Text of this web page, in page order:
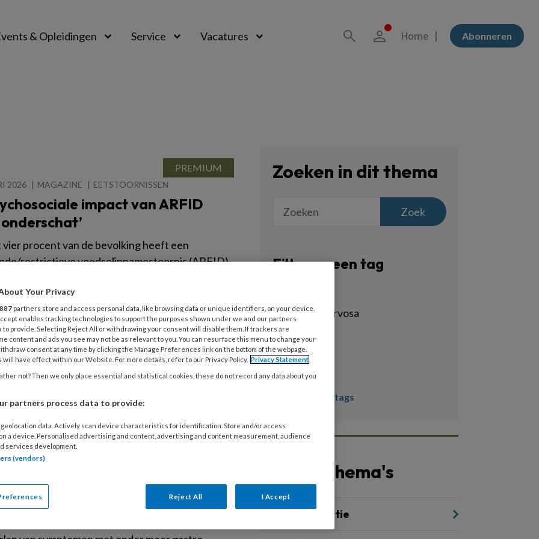
& Opleidingen Service Vacatures Abonneren
Home
2026 MAGAZINE EETSTOORNISSEN
impact van ARFID
procent van de bevolking heeft een
restrictieve voedselinnamestoornis (ARFID),
bijzonder hoogleraar Voedings- en
aan de Universiteit Maastricht (UM), vindt
impact van ARFID wordt onderschat
meer onderzoek.
2025
NIEUWS UIT DE WETENSCHAP
vaker herkend, maar
in Nederland schaars
en doorslikken of uitspugen. Lange
Zoeken in dit thema
Zoek
Filter op een tag
anorexcia nervosa
anorexia
arfid
cbt-e
Toon meer tags
Andere thema's
Suïcidepreventie
Your Privacy
887 partners store and access personal data, like browsing data or unique identifiers, on your device.
enables tracking technologies to support the purposes shown under we and our partners
to provide. Selecting Reject All or withdrawing your consent will disable them. If trackers are
content and ads you see may not be as relevant to you. You can resurface this menu to change your
consent at any time by clicking the Manage Preferences link on the bottom of the webpage.
will have effect within our Website. For more details, refer to our Privacy Policy. Privacy Statement
not? Then we only place essential and statistical cookies, these do not record any data about you
partners process data to provide:
data. Actively scan device characteristics for identification. Store and/or access
a device. Personalised advertising and content, advertising and content measurement, audience
services development.
(vendors)
Reject All I Accept